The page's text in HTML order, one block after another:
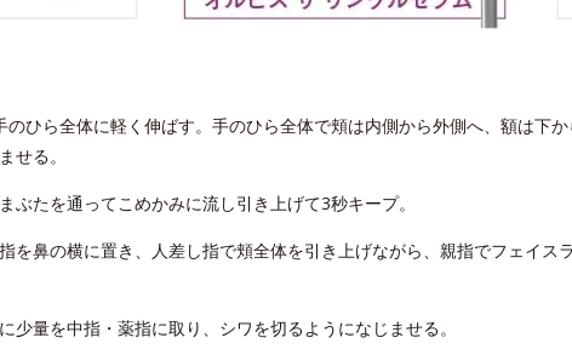
ひら全体に軽く伸ばす。手のひら全体で頬は内側から外側へ、額は下
せる。
たを通ってこめかみに流し引き上げて3秒キープ。
を鼻の横に置き、人差し指で頬全体を引き上げながら、親指でフェイス
量を中指・薬指に取り、シワを切るようになじませる。